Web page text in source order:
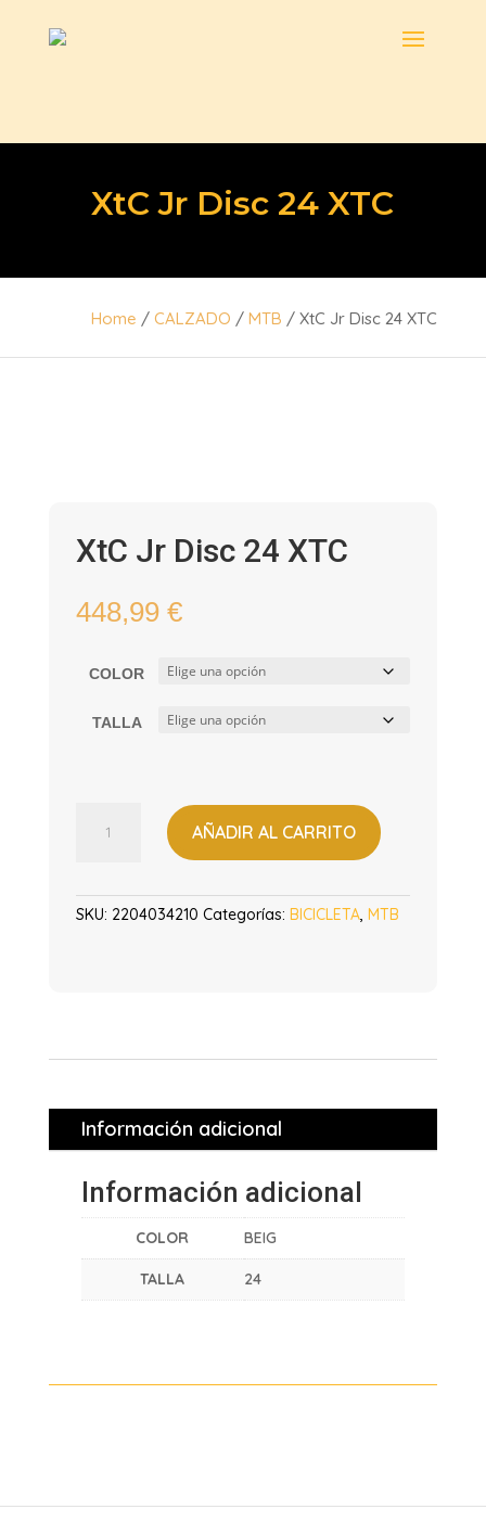
XtC Jr Disc 24 XTC
Home /CALZADO /MTB / XtC Jr Disc 24 XTC
XtC Jr Disc 24 XTC
448,99 €
COLOR
TALLA
XTC
AÑADIR AL CARRITO
SKU: 2204034210 Categorías: BICICLETA, MTB
Información adicional
Información adicional
COLOR BEIG
TALLA 24